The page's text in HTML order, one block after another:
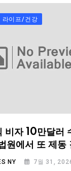
라이프/건강
비자 10만달러
원에서 또 제동
NY 7월 31,